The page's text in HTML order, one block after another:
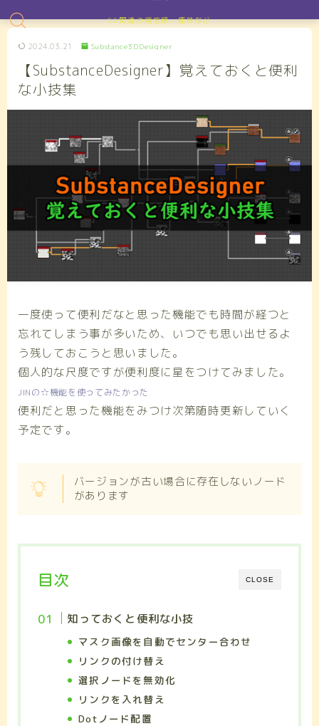
CG関連の備忘録、趣味など
2024.03.21 Substance3DDesigner
【SubstanceDesigner】覚えておくと便利
な小技集
一度使って便利だなと思った機能でも時間が経つと
忘れてしまう事が多いため、いつでも思い出せるよ
う残しておこうと思いました。
個人的な尺度ですが便利度に星をつけてみました。
JINの☆機能を使ってみたかった
便利だと思った機能をみつけ次第随時更新していく
予定です。
バージョンが古い場合に存在しないノード
があります
CLOSE
目次
知っておくと便利な小技
マスク画像を自動でセンター合わせ
リンクの付け替え
選択ノードを無効化
リンクを入れ替え
Dotノード配置